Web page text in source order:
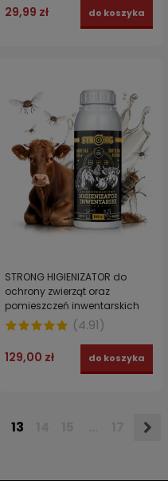
29,99 zł do koszyka
STRONG HIGIENIZATOR do
ochrony zwierząt oraz
pomieszczeń inwentarskich
przed muchami 1 l
(4.91)
129,00 zł do koszyka
13